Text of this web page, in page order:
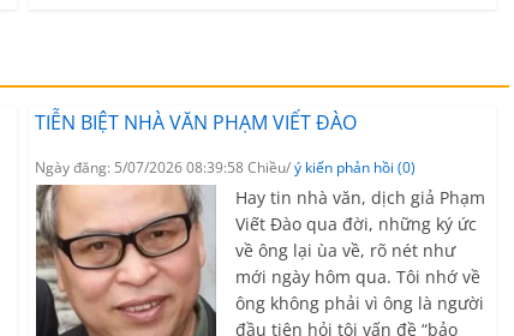
TIỄN BIỆT NHÀ VĂN PHẠM VIẾT ĐÀO
Ngày đăng: 5/07/2026 08:39:58 Chiều/ý kiến phản hồi (0)
Hay tin nhà văn, dịch giả Phạm
Viết Đào qua đời, những ký ức
về ông lại ùa về, rõ nét như
mới ngày hôm qua. Tôi nhớ về
ông không phải vì ông là người
đầu tiên hỏi tôi vấn đề “bảo